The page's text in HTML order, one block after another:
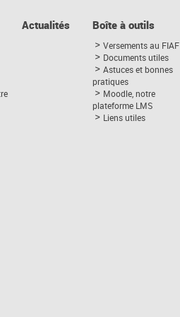
Actualités Boîte à outils
Versements au FIAF
Documents utiles
Astuces et bonnes
pratiques
Moodle, notre
plateforme LMS
Liens utiles